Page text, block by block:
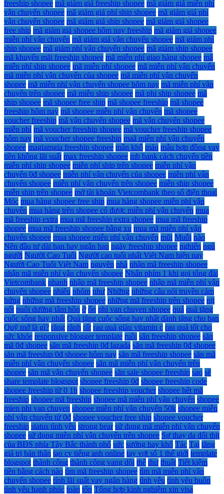
freeship shopee mã giảm giá freeship shopee mã giảm giá miễn phí
vận chuyển shopee mã giảm giá phí ship shopee mã giảm giá phí
vận chuyển shopee mã giảm giá ship shopee mã giảm giá shopee
free ship mã giảm giá shopee hôm nay freeship mã giảm giá shopee
miễn phí vận chuyển mã giảm giá vận chuyển shopee mã giảm phí
ship shopee mã giảm phí vận chuyển shopee mã giảm ship shopee
mã khuyến mãi freeship shopee mã miễn phí giao hàng shopee mã
miễn phí ship shopee mã miễn phí shopee mã miễn phí vận chuyển
mã miễn phí vận chuyển của shopee mã miễn phí vận chuyển
shopee mã miễn phí vận chuyển shopee hôm nay mã miễn phí vận
chuyển trên shopee mã miễn ship shopee mã phi ship shopee mã
ship shopee mã shopee free ship mã shopee freeship mã shopee
freeship hôm nay mã shopee miễn phí vận chuyển mã shopee
voucher freeship mã vận chuyển shopee mã vận chuyển shopee
miễn phí mã voucher freeship shopee mã voucher freeship shopee
hôm nay mã voucher shopee freeship maã miễn phí vận chuyển
shopee magiamgia freeship shopee mận khô máu mẫu hợp đồng vay
tiền không lãi suất max freeship shopee mb bank cách chuyển tiền
miễn phí ship shopee miễn phí ship trên shopee miễn phí vận
chuyển 0đ shopee miễn phí vận chuyển của shopee miễn phí vận
chuyển shopee miễn phí vận chuyển trên shopee miễn ship shopee
miễn ship trên shopee mở tài khoản Vietcombank theo số điện thoại
Móc mua hàng shopee free ship mua hàng shopee miễn phí vận
chuyển mua hàng trên shopee có được miễn phí vận chuyển mua
mã freeship extra mua mã freeship extra shopee mua mã freeship
shopee mua mã freeship shopee bằng xu mua mã miễn phí vận
chuyển shopee mua shopee miễn phí vận chuyển mũi Muỗi nào
Nên đầu tư dài hạn hay ngắn hạn ngày freeship shopee nghiến ngủ
người Người Cao Tuổi Người cao tuổi nhất Việt Nam hiện nay
Người Cao Tuổi Việt Nam nguyên nhà nhận mã freeship shopee
nhận mã miễn phí vận chuyển shopee Nhấn phím 1 khi gọi tổng đài
Vietcombank nhanh nhập mã freeship shopee nhập mã miễn phí vận
chuyển shopee nhiêu nhóm như Những những câu nói truyền cảm
hứng những mã freeship shopee những mã freeship trên shopee nịt
nốt nuôi dưỡng tâm hồn ở ổn phi van chuyen shopee quá quà tặng
cuộc sống hay nhất Quà tặng cuộc sống hay nhất dành tặng cho bạn
Quỹ mở là gì? răng rãnh rất rau quả giàu vitamin c rau quả tốt cho
sức khỏe responsive blogger template ruồi săn freeship shopee săn
mã 0đ shopee săn mã freeship 0đ lazada săn mã freeship 0đ shopee
săn mã freeship 0đ shopee hôm nay săn mã freeship shopee săn mã
miễn phí vận chuyển shopee săn mã miễn phí vận chuyển trên
shopee săn mã vận chuyển shopee săn sale shopee freeship sao sẽ
share template blogspot shopee freeship 0đ shopee freeship code
shopee freeship từ 0 1h shopee freeship voucher shopee hết mã
freeship shopee mã freeship shopee mã miễn phí vận chuyển shopee
mien phi van chuyen shopee miễn phí vận chuyển 50k shopee miễn
phí vận chuyển từ 0đ shopee voucher free ship shopee voucher
freeship status tình yêu strong bear sử dụng mã miễn phí vận chuyển
shopee sử dụng miễn phí vận chuyển trên shopee Sự thay da đổi thịt
của BĐS phía Tây Bắc thành phố sức sướng hay khổ Tác Tại tăng
giá trị bản thân tạo cv tiếng anh online tay vợt số 1 thế giới template
blogspot thành công thành công vang dội thế thư thuật Tiết kiệm
tiền bằng cách nào tìm mã freeship shopee tìm mã miễn phí vận
chuyển shopee tính lãi suất vay ngân hàng tình yêu tình yêu buồn
tình yêu hạnh phúc toàn tổn Tổng hợp kinh nghiệm xin visa